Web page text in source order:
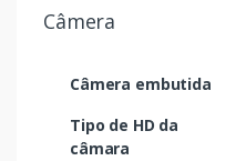
Câmera
Câmera embutida
Tipo de HD da
câmara